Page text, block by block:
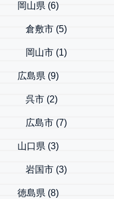
岡山県 (6)
倉敷市 (5)
岡山市 (1)
広島県 (9)
呉市 (2)
広島市 (7)
山口県 (3)
岩国市 (3)
徳島県 (8)